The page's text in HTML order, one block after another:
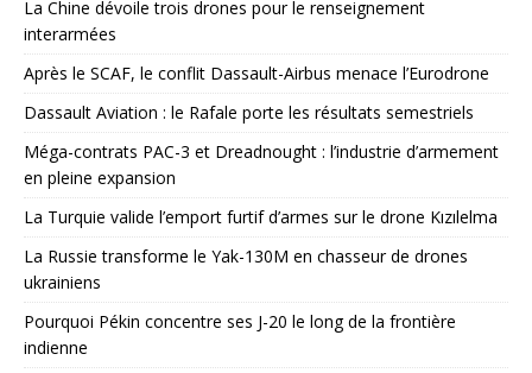
La Chine dévoile trois drones pour le renseignement
interarmées
Après le SCAF, le conflit Dassault-Airbus menace l’Eurodrone
Dassault Aviation : le Rafale porte les résultats semestriels
Méga-contrats PAC-3 et Dreadnought : l’industrie d’armement
en pleine expansion
La Turquie valide l’emport furtif d’armes sur le drone Kızılelma
La Russie transforme le Yak-130M en chasseur de drones
ukrainiens
Pourquoi Pékin concentre ses J-20 le long de la frontière
indienne